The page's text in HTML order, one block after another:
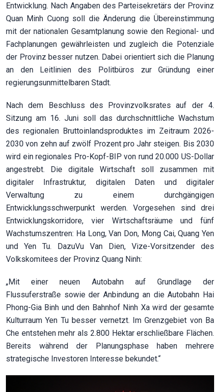
Entwicklung. Nach Angaben des Parteisekretärs der Provinz
Quan Minh Cuong soll die Änderung die Übereinstimmung
mit der nationalen Gesamtplanung sowie den Regional- und
Fachplanungen gewährleisten und zugleich die Potenziale
der Provinz besser nutzen. Dabei orientiert sich die Planung
an den Leitlinien des Politbüros zur Gründung einer
regierungsunmittelbaren Stadt.
Nach dem Beschluss des Provinzvolksrates auf der 4.
Sitzung am 16. Juni soll das durchschnittliche Wachstum
des regionalen Bruttoinlandsproduktes im Zeitraum 2026-
2030 von zehn auf zwölf Prozent pro Jahr steigen. Bis 2030
wird ein regionales Pro-Kopf-BIP von rund 20.000 US-Dollar
angestrebt. Die digitale Wirtschaft soll zusammen mit
digitaler Infrastruktur, digitalen Daten und digitaler
Verwaltung zu einem durchgängigen
Entwicklungsschwerpunkt werden. Vorgesehen sind drei
Entwicklungskorridore, vier Wirtschaftsräume und fünf
Wachstumszentren: Ha Long, Van Don, Mong Cai, Quang Yen
und Yen Tu. DazuVu Van Dien, Vize-Vorsitzender des
Volkskomitees der Provinz Quang Ninh:
„Mit einer neuen Autobahn auf Grundlage der
Flussuferstraße sowie der Anbindung an die Autobahn Hai
Phong-Gia Binh und den Bahnhof Ninh Xa wird der gesamte
Kulturraum Yen Tu besser vernetzt. Im Grenzgebiet von Ba
Che entstehen mehr als 2.800 Hektar erschließbare Flächen.
Bereits während der Planungsphase haben mehrere
strategische Investoren Interesse bekundet.“